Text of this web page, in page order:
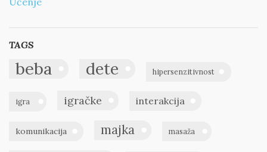
TAGS
beba dete hipersenzitivnost
igra igračke interakcija
komunikacija majka masaža